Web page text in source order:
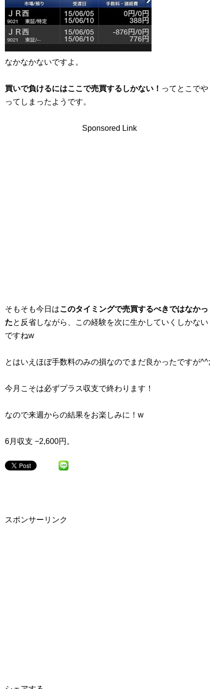
なかなかないですよ。
買いで負けるにはここで売買するしかない！ ってとこでや
ってしまったようです。
Sponsored Link
そもそも今日はこのタイミングで売買するべきではなかっ
たと反省しながら、この経験を次に生かしていくしかない
ですねw
とはいえほぼ手数料のみの損なのでまだ良かったですが^^;
今月こそは必ずプラス収支で終わります！
なので来週からの結果をお楽しみに！w
6月収支 −2,600円。
スポンサーリンク